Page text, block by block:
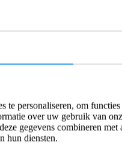
te personaliseren, om
over uw gebruik van
gegevens combineren
hun diensten.